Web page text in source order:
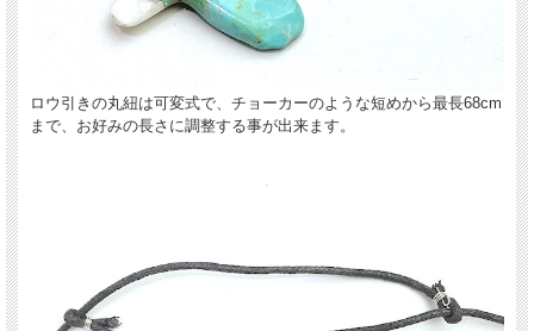
ロウ引きの丸紐は可変式で、チョーカーのような短めから最長68cm
まで、お好みの長さに調整する事が出来ます。